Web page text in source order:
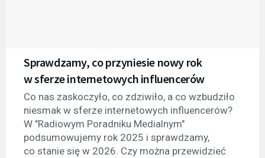
Sprawdzamy, co przyniesie nowy rok
w sferze internetowych influencerów
Co nas zaskoczyło, co zdziwiło, a co wzbudziło
niesmak w sferze internetowych influencerów?
W "Radiowym Poradniku Medialnym"
podsumowujemy rok 2025 i sprawdzamy,
co stanie się w 2026. Czy można przewidzieć